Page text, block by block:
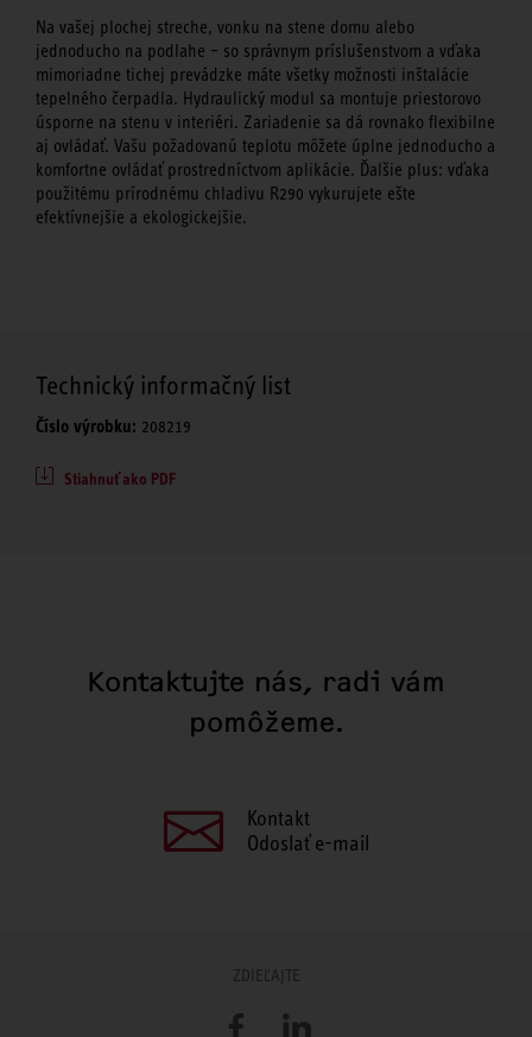
Na vašej plochej streche, vonku na stene domu alebo
jednoducho na podlahe – so správnym príslušenstvom a vďaka
mimoriadne tichej prevádzke máte všetky možnosti inštalácie
tepelného čerpadla. Hydraulický modul sa montuje priestorovo
úsporne na stenu v interiéri. Zariadenie sa dá rovnako flexibilne
aj ovládať. Vašu požadovanú teplotu môžete úplne jednoducho a
komfortne ovládať prostredníctvom aplikácie. Ďalšie plus: vďaka
použitému prírodnému chladivu R290 vykurujete ešte
efektívnejšie a ekologickejšie.
Technický informačný list
Číslo výrobku: 208219
Stiahnuť ako PDF
Kontaktujte nás, radi vám
pomôžeme.
Kontakt
Odoslať e-mail
ZDIEĽAJTE
FacebookLinkedIn